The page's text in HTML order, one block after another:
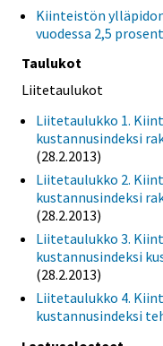
Kiinteistön
vuodessa 2,5
Taulukot
Liitetaulukot
Liitetaulukko 1.
kustannusindeksi
(28.2.2013)
Liitetaulukko 2.
kustannusindeksi
(28.2.2013)
Liitetaulukko 3.
kustannusindeksi
(28.2.2013)
Liitetaulukko 4.
kustannusindeksi